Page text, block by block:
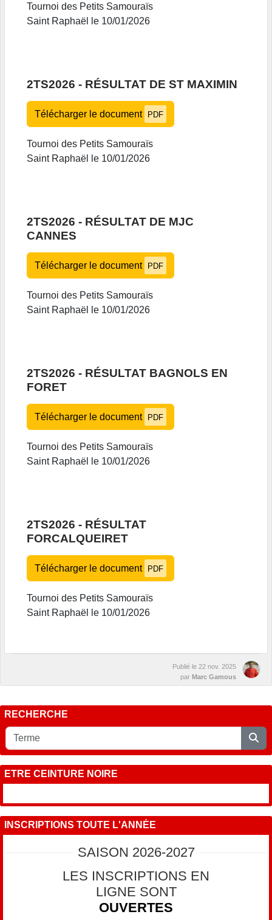
Tournoi des Petits Samouraïs
Saint Raphaël le 10/01/2026
2TS2026 - RÉSULTAT DE ST MAXIMIN
Télécharger le document PDF
Tournoi des Petits Samouraïs
Saint Raphaël le 10/01/2026
2TS2026 - RÉSULTAT DE MJC
CANNES
Télécharger le document PDF
Tournoi des Petits Samouraïs
Saint Raphaël le 10/01/2026
2TS2026 - RÉSULTAT BAGNOLS EN
FORET
Télécharger le document PDF
Tournoi des Petits Samouraïs
Saint Raphaël le 10/01/2026
2TS2026 - RÉSULTAT
FORCALQUEIRET
Télécharger le document PDF
Tournoi des Petits Samouraïs
Saint Raphaël le 10/01/2026
Publié le 22 nov. 2025
par Marc Gamous
RECHERCHE
ETRE CEINTURE NOIRE
INSCRIPTIONS TOUTE L'ANNÉE
SAISON 2026-2027
LES INSCRIPTIONS EN
LIGNE SONT
OUVERTES